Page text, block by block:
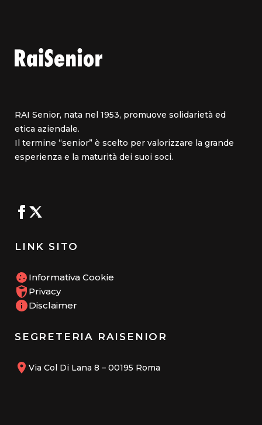
RAI Senior, nata nel 1953, promuove solidarietà ed
etica aziendale.
Il termine “senior” è scelto per valorizzare la grande
esperienza e la maturità dei suoi soci.
LINK SITO
Informativa Cookie
Privacy
Disclaimer
SEGRETERIA RAISENIOR
Via Col Di Lana 8 – 00195 Roma